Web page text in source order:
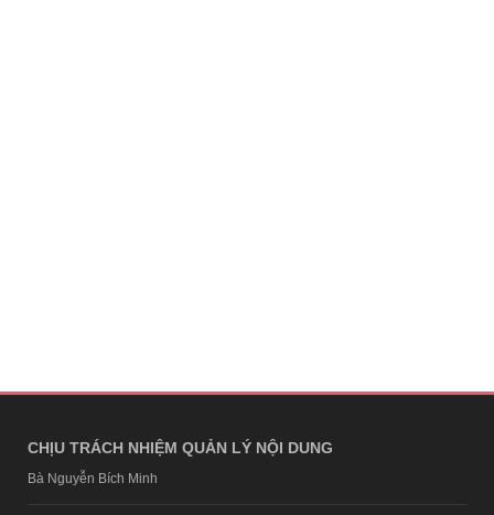
CHỊU TRÁCH NHIỆM QUẢN LÝ NỘI DUNG
Bà Nguyễn Bích Minh